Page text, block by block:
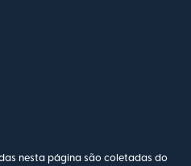
nesta página são coletadas do